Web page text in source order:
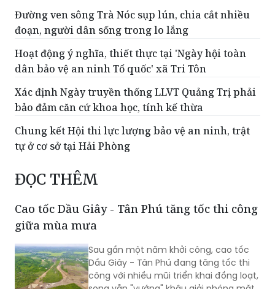
Đường ven sông Trà Nóc sụp lún, chia cắt nhiều
đoạn, người dân sống trong lo lắng
Hoạt động ý nghĩa, thiết thực tại 'Ngày hội toàn
dân bảo vệ an ninh Tổ quốc' xã Tri Tôn
Xác định Ngày truyền thống LLVT Quảng Trị phải
bảo đảm căn cứ khoa học, tính kế thừa
Chung kết Hội thi lực lượng bảo vệ an ninh, trật
tự ở cơ sở tại Hải Phòng
ĐỌC THÊM
Cao tốc Dầu Giây - Tân Phú tăng tốc thi công
giữa mùa mưa
Sau gần một năm khởi công, cao tốc
Dầu Giây - Tân Phú đang tăng tốc thi
công với nhiều mũi triển khai đồng loạt,